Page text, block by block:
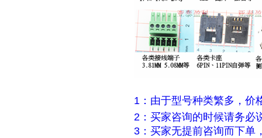
1：由于型号种类繁多，价
2：买家咨询的时候请务必
3：买家无提前咨询而下单